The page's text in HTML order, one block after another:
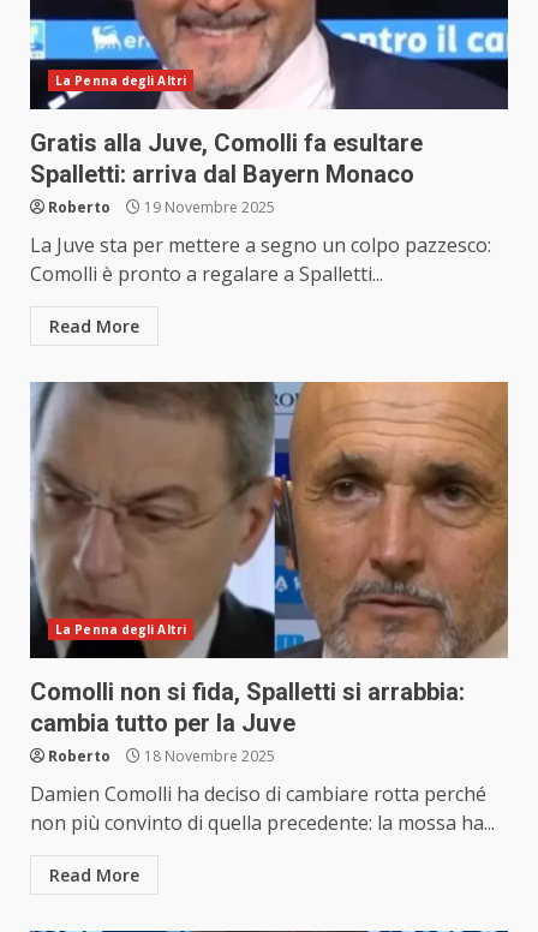
La Penna degli Altri
Gratis alla Juve, Comolli fa esultare
Spalletti: arriva dal Bayern Monaco
Roberto 19 Novembre 2025
La Juve sta per mettere a segno un colpo pazzesco:
Comolli è pronto a regalare a Spalletti...
Read More
La Penna degli Altri
Comolli non si fida, Spalletti si arrabbia:
cambia tutto per la Juve
Roberto 18 Novembre 2025
Damien Comolli ha deciso di cambiare rotta perché
non più convinto di quella precedente: la mossa ha...
Read More